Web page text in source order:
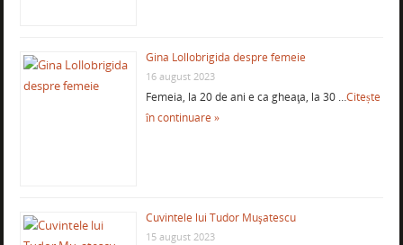
Gina Lollobrigida despre femeie
16 august 2023
Femeia, la 20 de ani e ca gheaţa, la 30 …Citește
în continuare »
Cuvintele lui Tudor Muşatescu
15 august 2023